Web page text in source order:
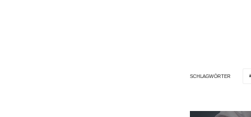
SCHLAGWÖRTER